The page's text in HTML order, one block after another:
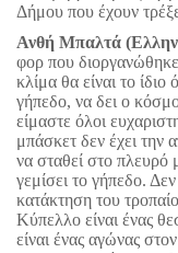
Δήμου που έχουν
Ανθή Μπαλτά
φορ που
κλίμα θα είναι το
γήπεδο, να δει ο
είμαστε όλοι
μπάσκετ δεν έχει την
να σταθεί στο πλευρό
γεμίσει το γήπεδο.
κατάκτηση του
Κύπελλο είναι ένας
είναι ένας αγώνας